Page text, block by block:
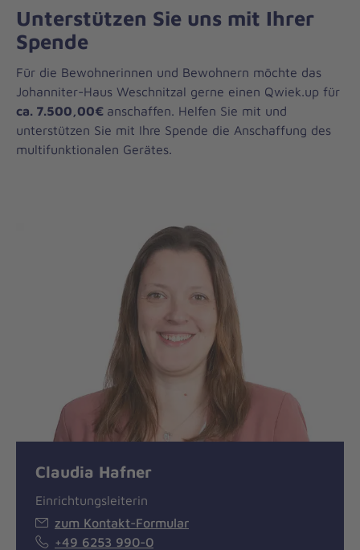
Unterstützen Sie uns mit Ihrer
Spende
Für die Bewohnerinnen und Bewohnern möchte das
Johanniter-Haus Weschnitzal gerne einen Qwiek.up für
ca. 7.500,00€ anschaffen. Helfen Sie mit und
unterstützen Sie mit Ihre Spende die Anschaffung des
multifunktionalen Gerätes.
Claudia Hafner
Einrichtungsleiterin
zum Kontakt-Formular
+49 6253 990-0